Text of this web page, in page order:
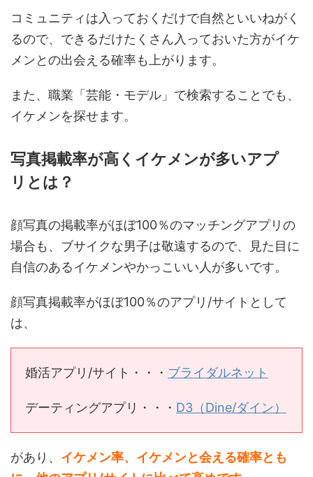
コミュニティは入っておくだけで自然といいねがく
るので、できるだけたくさん入っておいた方がイケ
メンとの出会える確率も上がります。
また、職業「芸能・モデル」で検索することでも、
イケメンを探せます。
写真掲載率が高くイケメンが多いアプ
リとは？
顔写真の掲載率がほぼ100％のマッチングアプリの
場合も、ブサイクな男子は敬遠するので、見た目に
自信のあるイケメンやかっこいい人が多いです。
顔写真掲載率がほぼ100％のアプリ/サイトとして
は、
婚活アプリ/サイト・・・ ブライダルネット
デーティングアプリ・・・ D3（Dine/ダイン）
があり、 イケメン率、イケメンと会える確率とも